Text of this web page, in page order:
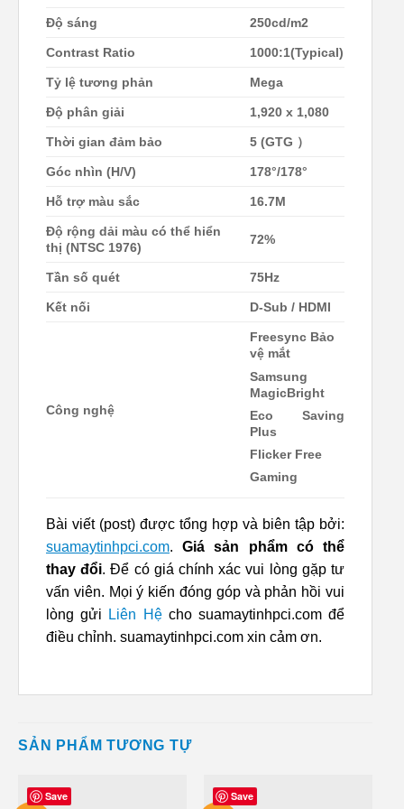
Độ sáng 250cd/m2
Contrast Ratio 1000:1(Typical)
Tỷ lệ tương phản Mega
Độ phân giải 1,920 x 1,080
Thời gian đảm bảo 5 (GTG ）
Góc nhìn (H/V) 178°/178°
Hỗ trợ màu sắc 16.7M
Độ rộng dải màu có thể hiển
thị (NTSC 1976)
72%
Tần số quét 75Hz
Kết nối D-Sub / HDMI
Công nghệ
Freesync Bảo
vệ mắt
Samsung
MagicBright
Eco Saving
Plus
Flicker Free
Gaming
Bài viết (post) được tổng hợp và biên tập bởi:
suamaytinhpci.com.Giá sản phẩm có thể
thay đổi. Để có giá chính xác vui lòng gặp tư
vấn viên. Mọi ý kiến đóng góp và phản hồi vui
lòng gửi Liên Hệcho suamaytinhpci.com để
điều chỉnh. suamaytinhpci.com xin cảm ơn.
SẢN PHẨM TƯƠNG TỰ
Save Save